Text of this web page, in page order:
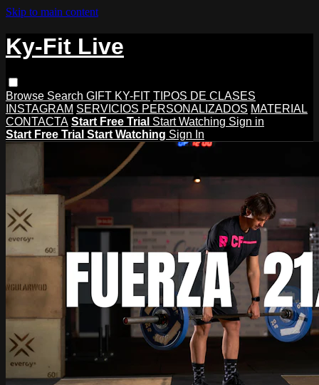
Skip to main content
Ky-Fit Live
Browse Search GIFT KY-FIT TIPOS DE CLASES
INSTAGRAM SERVICIOS PERSONALIZADOS MATERIAL
CONTACTA Start Free Trial Start Watching Sign in
Start Free Trial Start Watching Sign In